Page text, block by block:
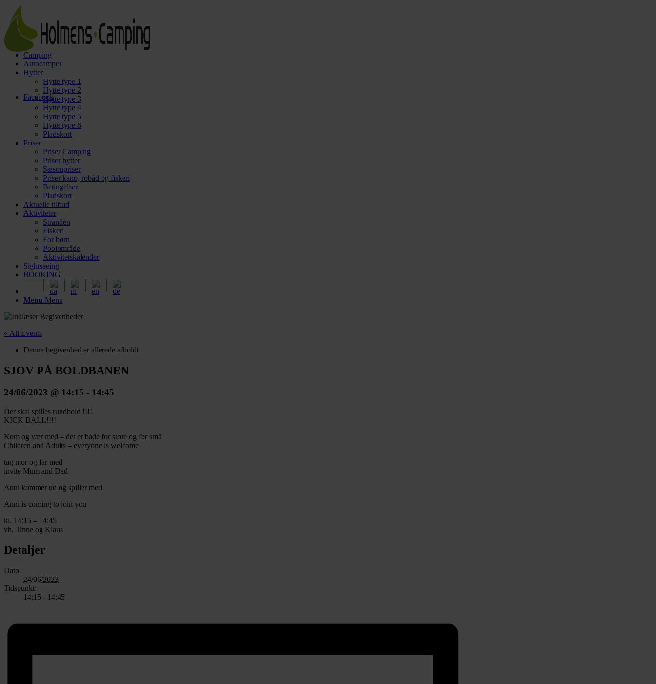
Facebook
Camping
Autocamper
Hytter
Hytte type 1
Hytte type 2
Hytte type 3
Hytte type 4
Hytte type 5
Hytte type 6
Pladskort
Priser
Priser Camping
Priser hytter
Sæsonpriser
Priser kano, robåd og fiskeri
Betingelser
Pladskort
Aktuelle tilbud
Aktiviteter
Stranden
Fiskeri
For børn
Poolområde
Aktivitetskalender
Sightseeing
BOOKING
Menu Menu
« All Events
Denne begivenhed er allerede afholdt.
SJOV PÅ BOLDBANEN
24/06/2023 @ 14:15 - 14:45
Der skal spilles rundbold !!!!
KICK BALL!!!!
Kom og vær med – det er både for store og for små
Children and Adults – everyone is welcome
tag mor og far med
invite Mum and Dad
Anni kommer ud og spiller med
Anni is coming to join you
kl. 14:15 – 14:45
vh. Tinne og Klaus
Detaljer
Dato:
24/06/2023
Tidspunkt:
14:15 - 14:45